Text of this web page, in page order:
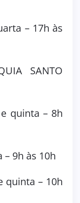
– 17h às
SANTO
quinta – 8h
– 9h às 10h
quinta – 10h